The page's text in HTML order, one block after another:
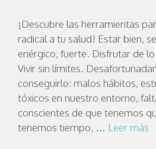
¡Descubre las herramientas
radical a tu salud! Estar bien,
enérgico, fuerte. Disfrutar de
Vivir sin límites.
conseguirlo: malos hábitos,
tóxicos en nuestro entorno,
conscientes de que tenemos
tenemos tiempo, … Leer más